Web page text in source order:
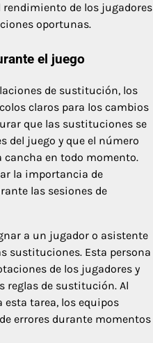
de los jugadores
oportunas.
el juego
de sustitución, los
claros para los cambios
que las sustituciones se
del juego y que el número
cancha en todo momento.
la importancia de
las sesiones de
a un jugador o asistente
sustituciones. Esta persona
de los jugadores y
reglas de sustitución. Al
tarea, los equipos
errores durante momentos